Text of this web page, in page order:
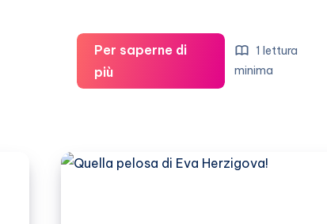
Per saperne di
piùEva
Herzigova
Marie
1 lettura
minima